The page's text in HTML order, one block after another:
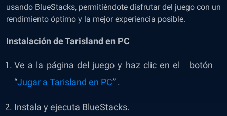
usando BlueStacks, permitiéndote disfrutar del juego con un
rendimiento óptimo y la mejor experiencia posible.
Instalación de Tarisland en PC
Ve a la página del juego y haz clic en el botón
“Jugar a Tarisland en PC” .
Instala y ejecuta BlueStacks.